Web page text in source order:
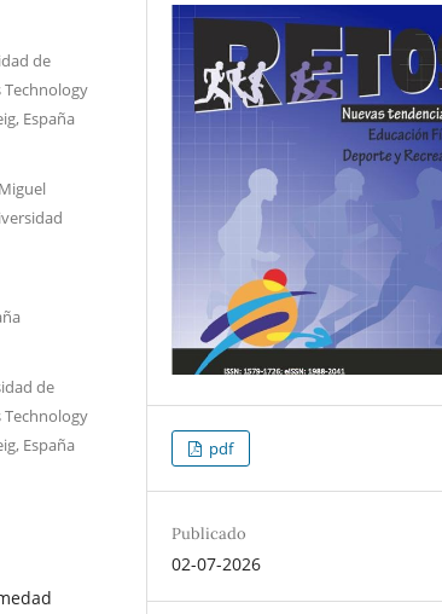
de
Technology
España
de
Technology
España
pdf
Publicado
02-07-2026